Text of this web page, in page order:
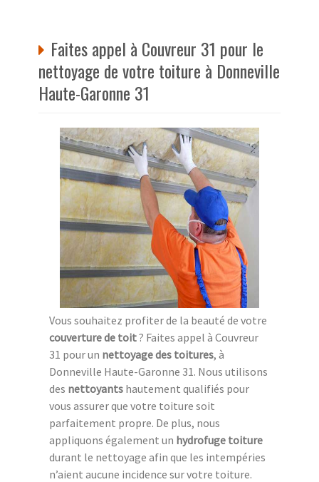
Faites appel à Couvreur 31 pour le
nettoyage de votre toiture à Donneville
Haute-Garonne 31
Vous souhaitez profiter de la beauté de votre
couverture de toit? Faites appel à Couvreur
31 pour un nettoyage des toitures, à
Donneville Haute-Garonne 31. Nous utilisons
des nettoyants hautement qualifiés pour
vous assurer que votre toiture soit
parfaitement propre. De plus, nous
appliquons également un hydrofuge toiture
durant le nettoyage afin que les intempéries
n’aient aucune incidence sur votre toiture.